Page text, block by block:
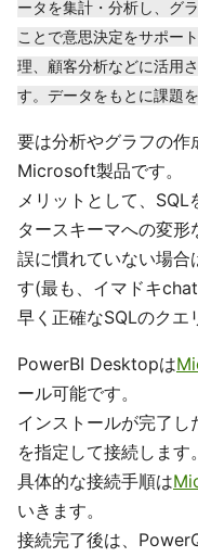
ータを集計・分析し、グ
ことで意思決定をサポー
理、顧客分析などに活用
す。データをもとに課題
要は分析やグラフの
Microsoft製品です。
メリットとして、
タースキーマへの変
誤に慣れていない場合
す(最も、イマドキ
早く正確なSQLのクエ
PowerBI Desktopは
ール可能です。
インストールが完了
を指定して接続します。
具体的な接続手順は
いきます。
接続完了後は、